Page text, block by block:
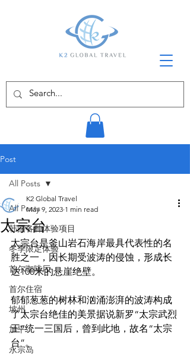
Post
All Posts
韩国各种体验项目
冬季限定体验
首尔咖啡厅
首尔住宿
坡州
加平
永宗岛
All Posts
太宗台
K2 Global Travel
May 9, 2023 1 min read
太宗台是釜山岩石海岸最具代表性的名
胜之一，因长期受波涛的侵蚀，形成长
达100米的悬崖绝壁。
郁郁葱葱的树林和汹涌澎湃的波涛构成
了太宗台绝佳的美景据说新罗“太宗武烈
王”统一三国后，曾到此地，故名“太宗
台”。